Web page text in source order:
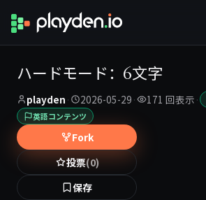
ハードモード：6文字
playden · 2026-05-29 · 171 回表示 ·
英語コンテンツ
Fork
投票(0)
保存